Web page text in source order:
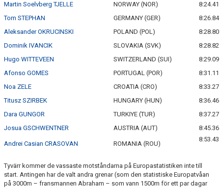
Martin Soelvberg TJELLE
NORWAY (NOR)
8:24.41
Tom STEPHAN
GERMANY (GER)
8:26.84
Aleksander OKRUCINSKI
POLAND (POL)
8:28.80
Dominik IVANCIK
SLOVAKIA (SVK)
8:28.82
Hugo WITTEVEEN
SWITZERLAND (SUI)
8:29.09
Afonso GOMES
PORTUGAL (POR)
8:31.11
Noa ZELE
CROATIA (CRO)
8:33.27
Titusz SZIRBEK
HUNGARY (HUN)
8:36.46
Dara GUNGOR
TURKIYE (TUR)
8:37.27
Josua GSCHWENTNER
AUSTRIA (AUT) 8:45.36
Andrei Casian CRASOVAN ROMANIA (ROU)
8:53.43
Tyvärr kommer de vassaste motståndarna på Europastatistiken inte till
start. Antingen har de valt andra grenar (som den statistiske Europatvåan
på 3000m – fransmannen Abraham – som vann 1500m för ett par dagar